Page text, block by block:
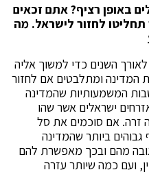
באופן רציף? אתם זכאים
לחזור לישראל. מה
השנים כדי למשוך אליה
המדינה ומתלבטים אם לחזור
המשמעותיות שהמדינה
ישראלים אשר שהו
זרה. אם סוכמים את סל
ביותר שהמדינה
מהם ובכך מאפשרת להם
ועם כמה שיותר עזרה